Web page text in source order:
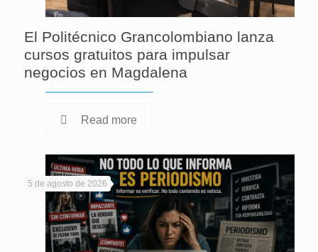
El Politécnico Grancolombiano lanza
cursos gratuitos para impulsar
negocios en Magdalena
Read more
5 de agosto de 2026